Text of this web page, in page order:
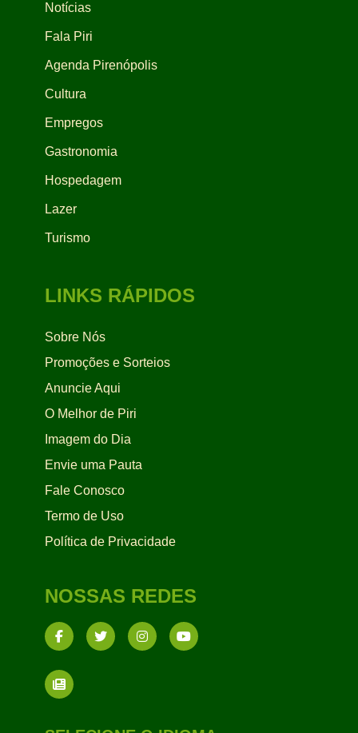
Notícias
Fala Piri
Agenda Pirenópolis
Cultura
Empregos
Gastronomia
Hospedagem
Lazer
Turismo
LINKS RÁPIDOS
Sobre Nós
Promoções e Sorteios
Anuncie Aqui
O Melhor de Piri
Imagem do Dia
Envie uma Pauta
Fale Conosco
Termo de Uso
Política de Privacidade
NOSSAS REDES